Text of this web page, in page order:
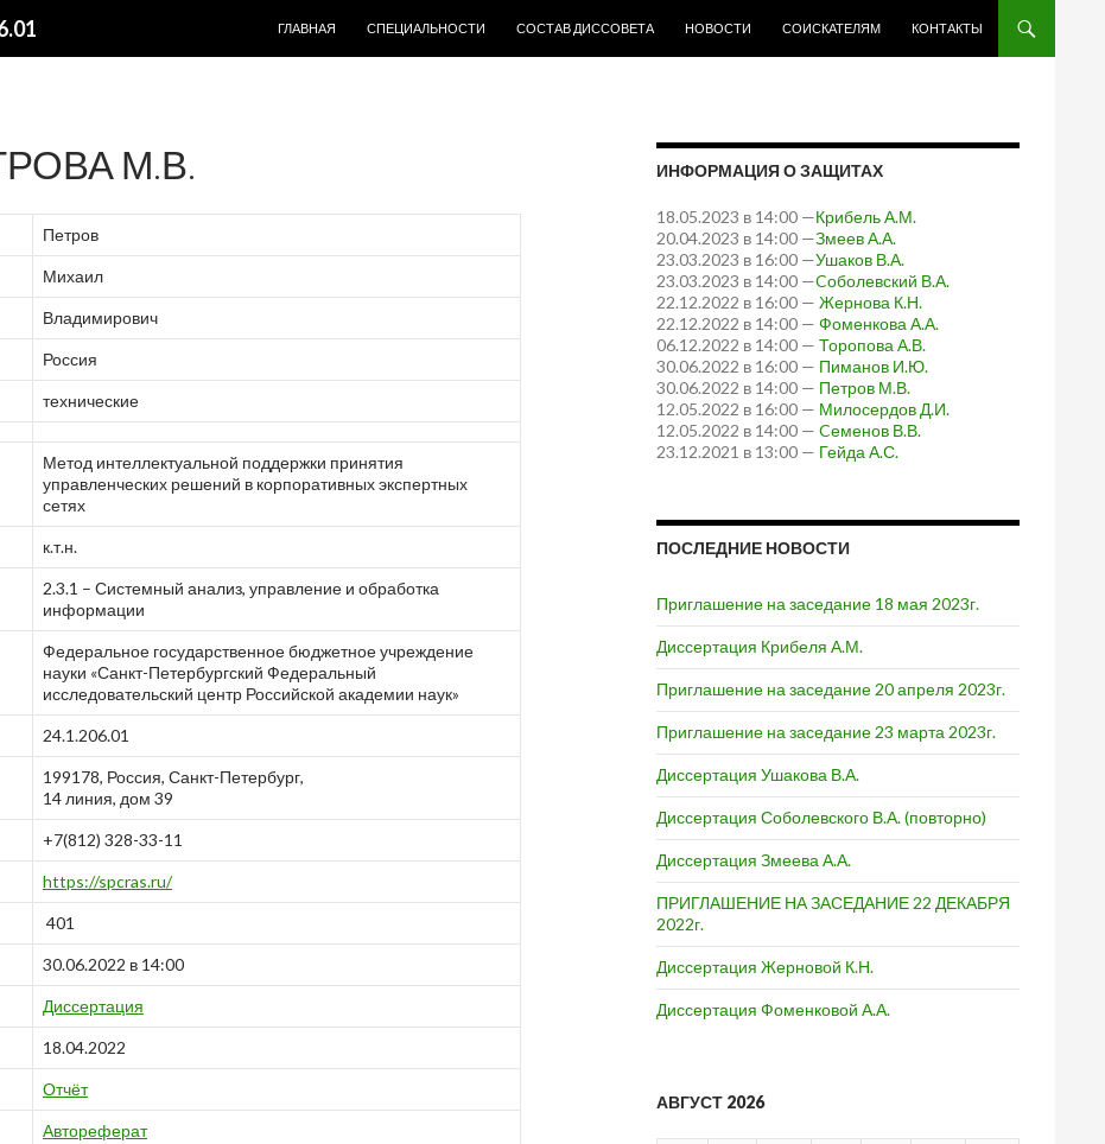
ГЛАВНАЯ
СПЕЦИАЛЬНОСТИ СОСТАВ ДИССОВЕТА НОВОСТИ СОИСКАТЕЛЯМ КОНТАКТЫ
М.В.
Петров
Михаил
Владимирович
Россия
технические
Метод интеллектуальной поддержки принятия
управленческих решений в корпоративных экспертных
сетях
к.т.н.
2.3.1 – Системный анализ, управление и обработка
информации
Федеральное государственное бюджетное учреждение
науки «Санкт-Петербургский Федеральный
исследовательский центр Российской академии наук»
24.1.206.01
199178, Россия, Санкт-Петербург,
14 линия, дом 39
+7(812) 328-33-11
https://spcras.ru/
401
30.06.2022 в 14:00
Диссертация
18.04.2022
Отчёт
Автореферат
ИНФОРМАЦИЯ О ЗАЩИТАХ
18.05.2023 в 14:00 —Крибель А.М.
20.04.2023 в 14:00 —Змеев А.А.
23.03.2023 в 16:00 —Ушаков В.А.
23.03.2023 в 14:00 —Cоболевский В.А.
22.12.2022 в 16:00 — Жернова К.Н.
22.12.2022 в 14:00 — Фоменкова А.А.
06.12.2022 в 14:00 — Торопова А.В.
30.06.2022 в 16:00 — Пиманов И.Ю.
30.06.2022 в 14:00 — Петров М.В.
12.05.2022 в 16:00 — Милосердов Д.И.
12.05.2022 в 14:00 — Cеменов В.В.
23.12.2021 в 13:00 — Гейда А.С.
ПОСЛЕДНИЕ НОВОСТИ
Приглашение на заседание 18 мая 2023г.
Диссертация Крибеля А.М.
Приглашение на заседание 20 апреля 2023г.
Приглашение на заседание 23 марта 2023г.
Диссертация Ушакова В.А.
Диссертация Соболевского В.А. (повторно)
Диссертация Змеева А.А.
ПРИГЛАШЕНИЕ НА ЗАСЕДАНИЕ 22 ДЕКАБРЯ
2022г.
Диссертация Жерновой К.Н.
Диссертация Фоменковой А.А.
АВГУСТ 2026